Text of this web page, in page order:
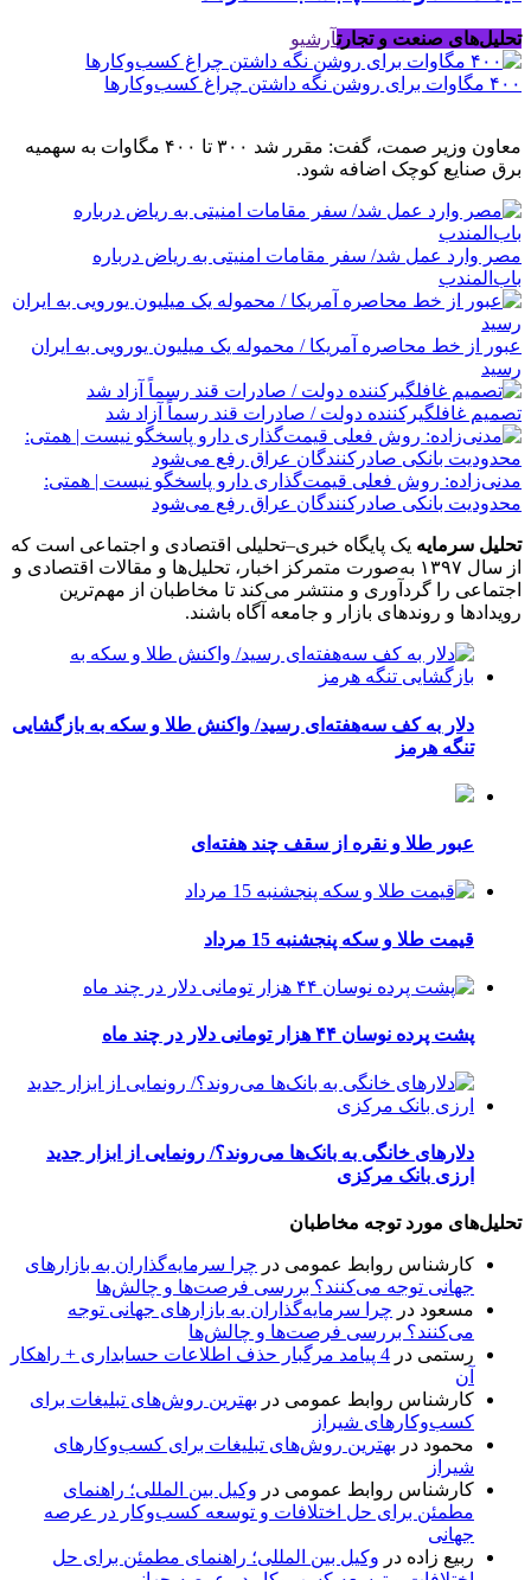
تحلیل‌های صنعت و تجارتآرشیو
۴۰۰ مگاوات برای روشن نگه داشتن چراغ کسب‌وکار‌ها
معاون وزیر صمت، گفت: مقرر شد ۳۰۰ تا ۴۰۰ مگاوات به سهمیه
برق صنایع کوچک اضافه شود.
مصر وارد عمل شد/ سفر مقامات امنیتی به ریاض درباره
باب‌المندب
عبور از خط محاصره آمریکا / محموله یک میلیون یورویی به ایران
رسید
تصمیم غافلگیرکننده دولت / صادرات قند رسماً آزاد شد
مدنی‌زاده: روش فعلی قیمت‌گذاری دارو پاسخگو نیست | همتی:
محدودیت بانکی صادرکنندگان عراق رفع می‌شود
تحلیل سرمایه یک پایگاه خبری–تحلیلی اقتصادی و اجتماعی است که
از سال ۱۳۹۷ به‌صورت متمرکز اخبار، تحلیل‌ها و مقالات اقتصادی و
اجتماعی را گردآوری و منتشر می‌کند تا مخاطبان از مهم‌ترین
رویدادها و روندهای بازار و جامعه آگاه باشند.
دلار به کف سه‌هفته‌ای رسید/ واکنش طلا و سکه به بازگشایی
تنگه هرمز
عبور طلا و نقره از سقف چند هفته‌ای
قیمت طلا و سکه پنجشنبه 15 مرداد
پشت پرده نوسان ۴۴ هزار تومانی دلار در چند ماه
دلارهای خانگی به بانک‌ها می‌روند؟/ رونمایی از ابزار جدید
ارزی بانک مرکزی
تحلیل‌های مورد توجه مخاطبان
کارشناس روابط عمومی در چرا سرمایه‌گذاران به بازارهای
جهانی توجه می‌کنند؟ بررسی فرصت‌ها و چالش‌ها
مسعود در چرا سرمایه‌گذاران به بازارهای جهانی توجه
می‌کنند؟ بررسی فرصت‌ها و چالش‌ها
رستمی در
4 پیامد مرگبار حذف اطلاعات حسابداری + راهکار
آن
کارشناس روابط عمومی در بهترین روش‌های تبلیغات برای
کسب‌وکارهای شیراز
محمود در بهترین روش‌های تبلیغات برای کسب‌وکارهای
شیراز
کارشناس روابط عمومی در وکیل بین المللی؛ راهنمای
مطمئن برای حل اختلافات و توسعه کسب‌وکار در عرصه
جهانی
ربیع زاده در وکیل بین المللی؛ راهنمای مطمئن برای حل